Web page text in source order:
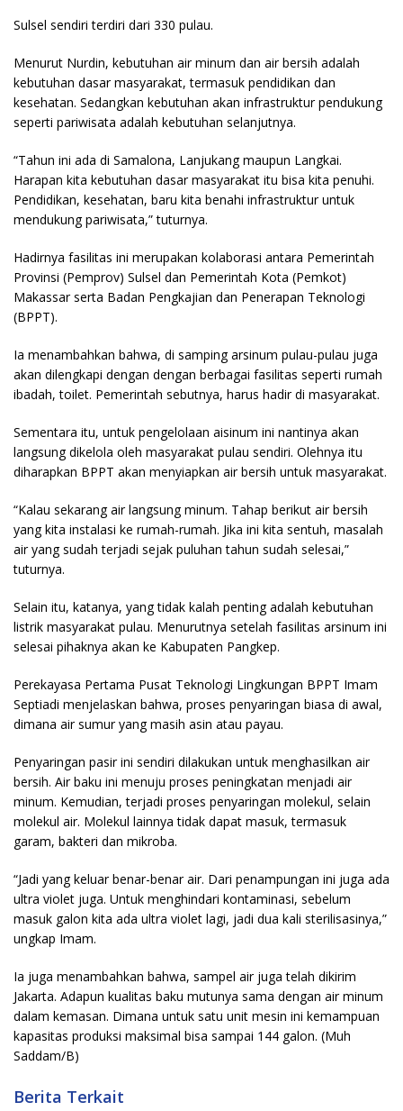
Sulsel sendiri terdiri dari 330 pulau.
Menurut Nurdin, kebutuhan air minum dan air bersih adalah
kebutuhan dasar masyarakat, termasuk pendidikan dan
kesehatan. Sedangkan kebutuhan akan infrastruktur pendukung
seperti pariwisata adalah kebutuhan selanjutnya.
“Tahun ini ada di Samalona, Lanjukang maupun Langkai.
Harapan kita kebutuhan dasar masyarakat itu bisa kita penuhi.
Pendidikan, kesehatan, baru kita benahi infrastruktur untuk
mendukung pariwisata,” tuturnya.
Hadirnya fasilitas ini merupakan kolaborasi antara Pemerintah
Provinsi (Pemprov) Sulsel dan Pemerintah Kota (Pemkot)
Makassar serta Badan Pengkajian dan Penerapan Teknologi
(BPPT).
Ia menambahkan bahwa, di samping arsinum pulau-pulau juga
akan dilengkapi dengan dengan berbagai fasilitas seperti rumah
ibadah, toilet. Pemerintah sebutnya, harus hadir di masyarakat.
Sementara itu, untuk pengelolaan aisinum ini nantinya akan
langsung dikelola oleh masyarakat pulau sendiri. Olehnya itu
diharapkan BPPT akan menyiapkan air bersih untuk masyarakat.
“Kalau sekarang air langsung minum. Tahap berikut air bersih
yang kita instalasi ke rumah-rumah. Jika ini kita sentuh, masalah
air yang sudah terjadi sejak puluhan tahun sudah selesai,”
tuturnya.
Selain itu, katanya, yang tidak kalah penting adalah kebutuhan
listrik masyarakat pulau. Menurutnya setelah fasilitas arsinum ini
selesai pihaknya akan ke Kabupaten Pangkep.
Perekayasa Pertama Pusat Teknologi Lingkungan BPPT Imam
Septiadi menjelaskan bahwa, proses penyaringan biasa di awal,
dimana air sumur yang masih asin atau payau.
Penyaringan pasir ini sendiri dilakukan untuk menghasilkan air
bersih. Air baku ini menuju proses peningkatan menjadi air
minum. Kemudian, terjadi proses penyaringan molekul, selain
molekul air. Molekul lainnya tidak dapat masuk, termasuk
garam, bakteri dan mikroba.
“Jadi yang keluar benar-benar air. Dari penampungan ini juga ada
ultra violet juga. Untuk menghindari kontaminasi, sebelum
masuk galon kita ada ultra violet lagi, jadi dua kali sterilisasinya,”
ungkap Imam.
Ia juga menambahkan bahwa, sampel air juga telah dikirim
Jakarta. Adapun kualitas baku mutunya sama dengan air minum
dalam kemasan. Dimana untuk satu unit mesin ini kemampuan
kapasitas produksi maksimal bisa sampai 144 galon. (Muh
Saddam/B)
Berita Terkait